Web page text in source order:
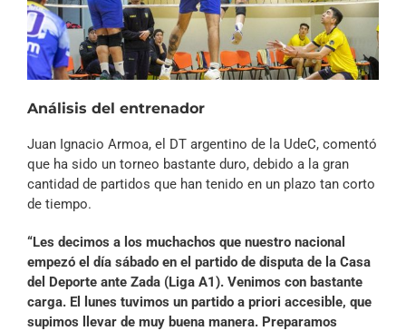
Análisis del entrenador
Juan Ignacio Armoa, el DT argentino de la UdeC, comentó
que ha sido un torneo bastante duro, debido a la gran
cantidad de partidos que han tenido en un plazo tan corto
de tiempo.
“Les decimos a los muchachos que nuestro nacional
empezó el día sábado en el partido de disputa de la Casa
del Deporte ante Zada (Liga A1). Venimos con bastante
carga. El lunes tuvimos un partido a priori accesible, que
supimos llevar de muy buena manera. Preparamos